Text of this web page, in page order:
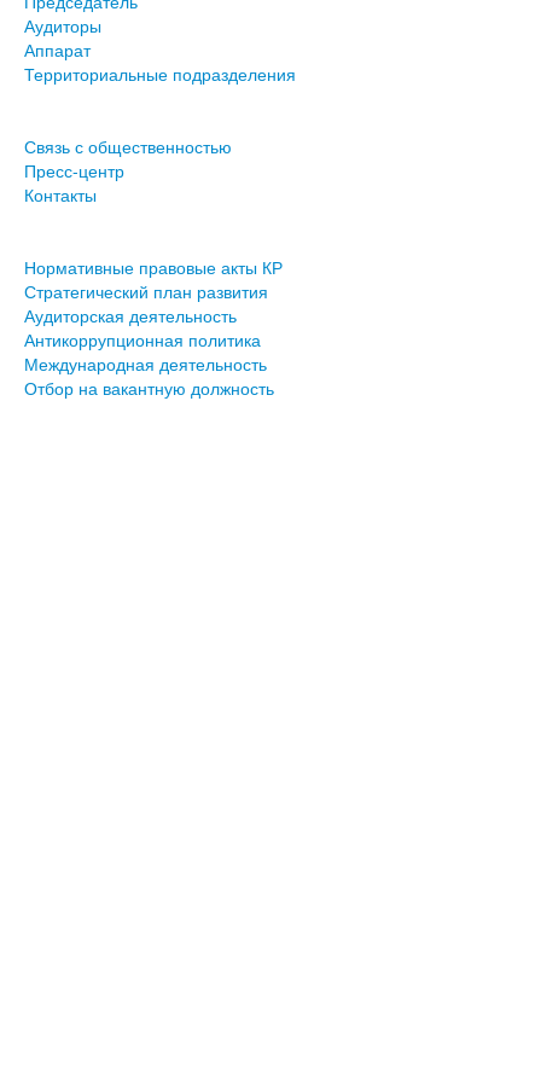
Аудиторы
Аппарат
Территориальные подразделения
Связь с общественностью
Пресс-центр
Контакты
Нормативные правовые акты КР
Стратегический план развития
Аудиторская деятельность
Антикоррупционная политика
Международная деятельность
Отбор на вакантную должность